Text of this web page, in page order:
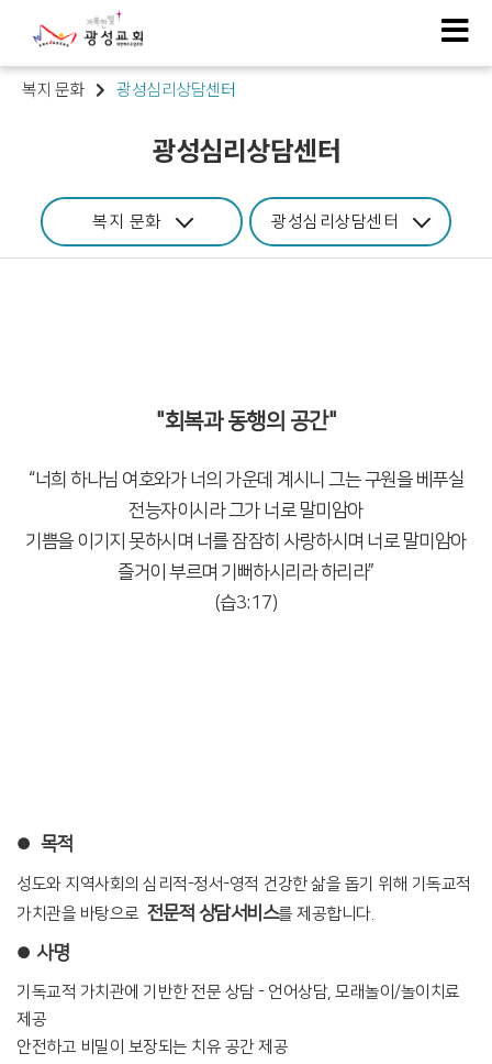
복지 문화 광성심리상담센터
광성심리상담센터
복지 문화 광성심리상담센터
"회복과 동행의 공간"
“너희 하나님 여호와가 너의 가운데 계시니 그는 구원을 베푸실
전능자이시라 그가 너로 말미암아
기쁨을 이기지 못하시며 너를 잠잠히 사랑하시며 너로 말미암아
즐거이 부르며 기뻐하시리라 하리라”
(습3:17)
● 목적
성도와 지역사회의 심리적-정서-영적 건강한 삶을 돕기 위해 기독교적
가치관을 바탕으로 전문적 상담서비스를 제공합니다.
● 사명
기독교적 가치관에 기반한 전문 상담 - 언어상담, 모래놀이/놀이치료
제공
안전하고 비밀이 보장되는 치유 공간 제공